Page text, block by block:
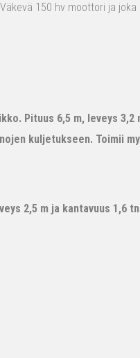
150 hv moottori ja
Pituus 6,5 m, leveys
kuljetukseen. Toimii
2,5 m ja kantavuus 1,6